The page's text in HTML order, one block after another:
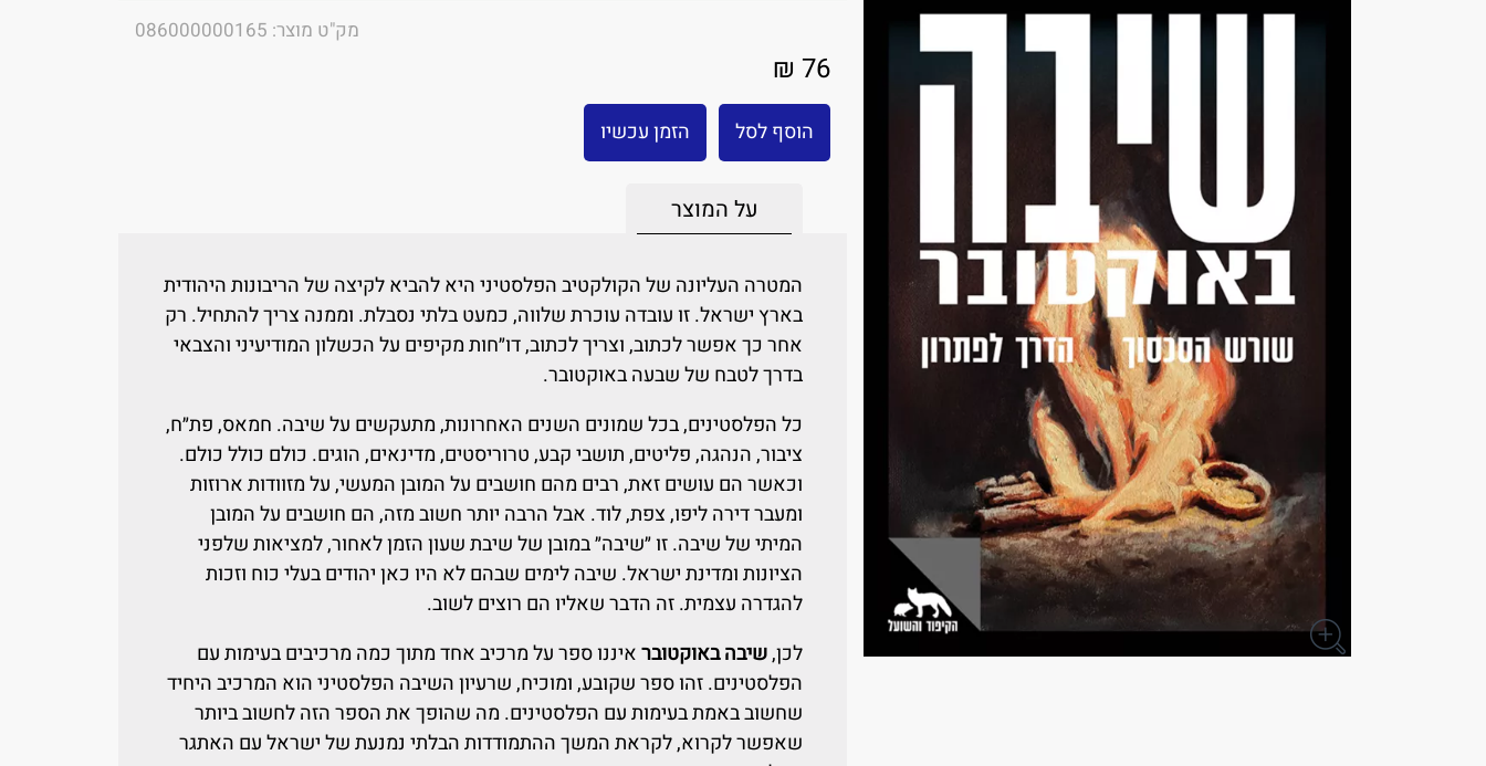
מק"ט מוצר: 086000000165
76 ₪
הוסף לסל הזמן עכשיו
על המוצר
המטרה העליונה של הקולקטיב הפלסטיני היא להביא לקיצה של הריבונות היהודית
בארץ ישראל. זו עובדה עוכרת שלווה, כמעט בלתי נסבלת. וממנה צריך להתחיל. רק
אחר כך אפשר לכתוב, וצריך לכתוב, דו״חות מקיפים על הכשלון המודיעיני והצבאי
בדרך לטבח של שבעה באוקטובר.
כל הפלסטינים, בכל שמונים השנים האחרונות, מתעקשים על שיבה. חמאס, פת״ח,
ציבור, הנהגה, פליטים, תושבי קבע, טרוריסטים, מדינאים, הוגים. כולם כולל כולם.
וכאשר הם עושים זאת, רבים מהם חושבים על המובן המעשי, על מזוודות ארוזות
ומעבר דירה ליפו, צפת, לוד. אבל הרבה יותר חשוב מזה, הם חושבים על המובן
המיתי של שיבה. זו ״שיבה״ במובן של שיבת שעון הזמן לאחור, למציאות שלפני
הציונות ומדינת ישראל. שיבה לימים שבהם לא היו כאן יהודים בעלי כוח וזכות
להגדרה עצמית. זה הדבר שאליו הם רוצים לשוב.
לכן,שיבה באוקטובראיננו ספר על מרכיב אחד מתוך כמה מרכיבים בעימות עם
הפלסטינים. זהו ספר שקובע, ומוכיח, שרעיון השיבה הפלסטיני הוא המרכיב היחיד
שחשוב באמת בעימות עם הפלסטינים. מה שהופך את הספר הזה לחשוב ביותר
שאפשר לקרוא, לקראת המשך ההתמודדות הבלתי נמנעת של ישראל עם האתגר